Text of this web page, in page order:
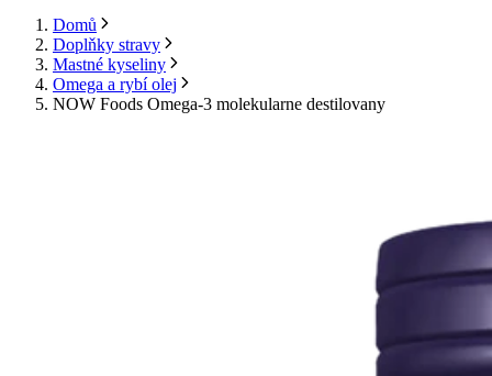
Domů
Doplňky stravy
Mastné kyseliny
Omega a rybí olej
NOW Foods Omega-3 molekularne destilovany